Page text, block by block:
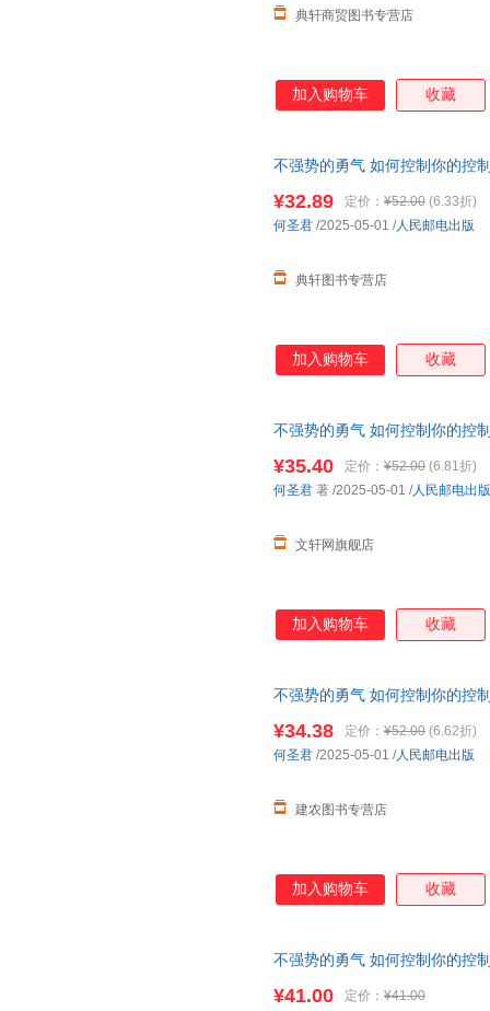
典轩商贸图书专营店
加入购物车 收藏
不强势的勇气 如何控制你的控
¥32.89 定价： ¥52.00 (6.33折)
典轩图书专营店
何圣君 /2025-05-01 /人民邮电出版
加入购物车 收藏
不强势的勇气 如何控制你的控
达，团购优惠咨询在线客服！
¥35.40 定价： ¥52.00 (6.81折)
文轩网旗舰店
何圣君 著 /2025-05-01 /人民邮电出
加入购物车 收藏
不强势的勇气 如何控制你的控
¥34.38 定价： ¥52.00 (6.62折)
建农图书专营店
何圣君 /2025-05-01 /人民邮电出版
加入购物车 收藏
不强势的勇气 如何控制你的控
¥41.00 定价： ¥41.00